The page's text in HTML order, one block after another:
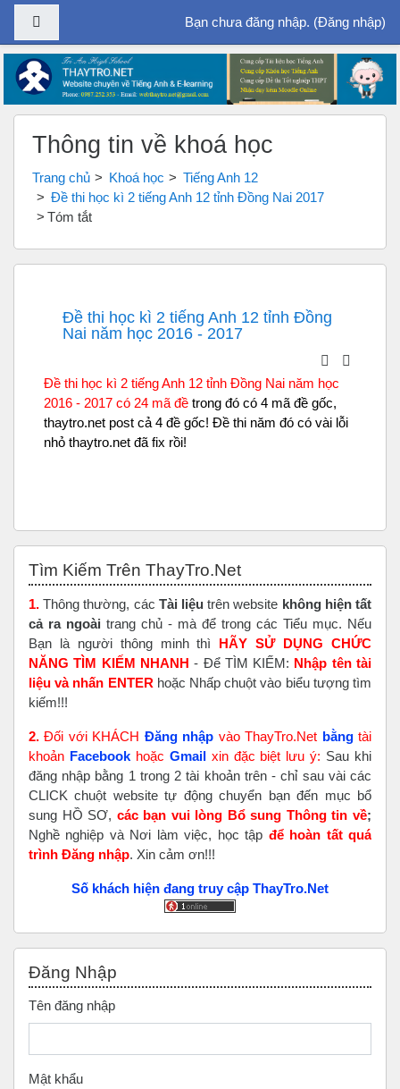
Chuyển tới nội dung chính
Bạn chưa đăng nhập. (Đăng nhập)
Thông tin về khoá học
Trang chủ Khoá học
Tiếng Anh 12
Đề thi học kì 2 tiếng Anh 12 tỉnh Đồng Nai 2017
Tóm tắt
Đề thi học kì 2 tiếng Anh 12 tỉnh Đồng
Nai năm học 2016 - 2017
Đề thi học kì 2 tiếng Anh 12 tỉnh Đồng Nai năm học
2016 - 2017 có 24 mã đề trong đó có 4 mã đề gốc,
thaytro.net post cả 4 đề gốc! Đề thi năm đó có vài lỗi
nhỏ thaytro.net đã fix rồi!
Tìm Kiếm Trên ThayTro.Net
1. Thông thường, các Tài liệu trên website không hiện tất
cả ra ngoài trang chủ - mà để trong các Tiểu mục. Nếu
Bạn là người thông minh thì HÃY SỬ DỤNG CHỨC
NĂNG TÌM KIẾM NHANH - Để TÌM KIẾM: Nhập tên tài
liệu và nhấn ENTER hoặc Nhấp chuột vào biểu tượng tìm
kiếm!!!
2. Đối với KHÁCH Đăng nhập vào ThayTro.Net bằngtài
khoản Facebook hoặc Gmailxin đặc biệt lưu ý: Sau khi
đăng nhập bằng 1 trong 2 tài khoản trên - chỉ sau vài các
CLICK chuột website tự động chuyển bạn đến mục bổ
sung HỒ SƠ, các bạn vui lòng Bổ sung Thông tin về;
Nghề nghiệp và Nơi làm việc, học tập để hoàn tấtquá
trình Đăng nhập. Xin cảm ơn!!!
Số khách hiện đang truy cập ThayTro.Net
Đăng Nhập
Tên đăng nhập
Mật khẩu